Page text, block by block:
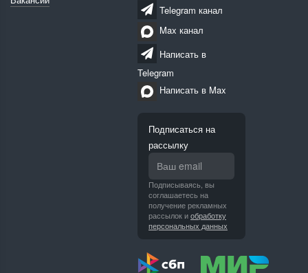
Telegram канал
Max канал
Написать в
Telegram
Написать в Max
Подписаться на
рассылку
Подписываясь, вы
соглашаетесь на
получение рекламных
рассылок иобработку
персональных данных